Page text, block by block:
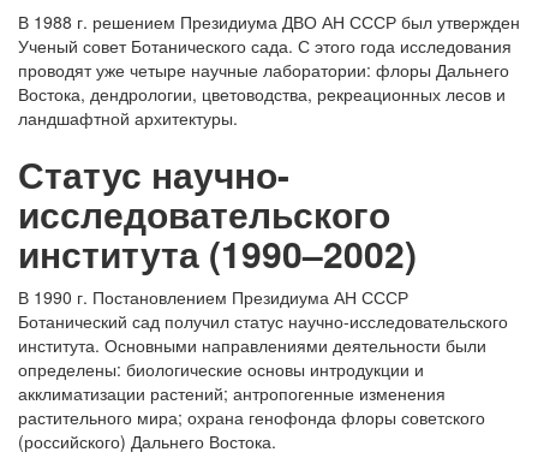
В 1988 г. решением Президиума ДВО АН СССР был утвержден
Ученый совет Ботанического сада. С этого года исследования
проводят уже четыре научные лаборатории: флоры Дальнего
Востока, дендрологии, цветоводства, рекреационных лесов и
ландшафтной архитектуры.
Статус научно-
исследовательского
института (1990–2002)
В 1990 г. Постановлением Президиума АН СССР
Ботанический сад получил статус научно-исследовательского
института. Основными направлениями деятельности были
определены: биологические основы интродукции и
акклиматизации растений; антропогенные изменения
растительного мира; охрана генофонда флоры советского
(российского) Дальнего Востока.